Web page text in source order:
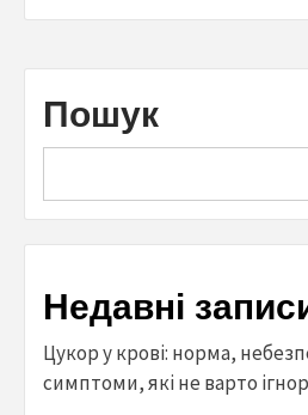
Пошук
Недавні
Цукор у крові: норма,
симптоми, які не варто